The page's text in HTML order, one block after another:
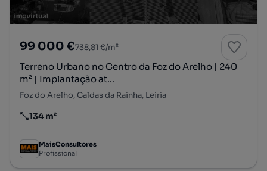
99 000 €738,81 €/m²
Terreno Urbano no Centro da Foz do Arelho | 240
m² | Implantação at...
Foz do Arelho, Caldas da Rainha, Leiria
Preço por metro quadrado
134 m²
MaisConsultores
Profissional